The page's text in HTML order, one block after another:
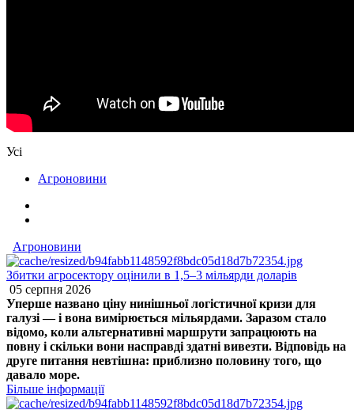
Усі
Агроновини
Агроновини
Збитки агросектору оцінили в 1,5–3 мільярди доларів
05 серпня 2026
Уперше названо ціну нинішньої логістичної кризи для
галузі — і вона вимірюється мільярдами. Заразом стало
відомо, коли альтернативні маршрути запрацюють на
повну і скільки вони насправді здатні вивезти. Відповідь на
друге питання невтішна: приблизно половину того, що
давало море.
Більше інформації